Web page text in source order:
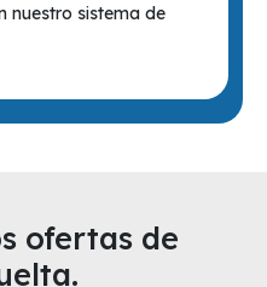
nuestro sistema de
ofertas de